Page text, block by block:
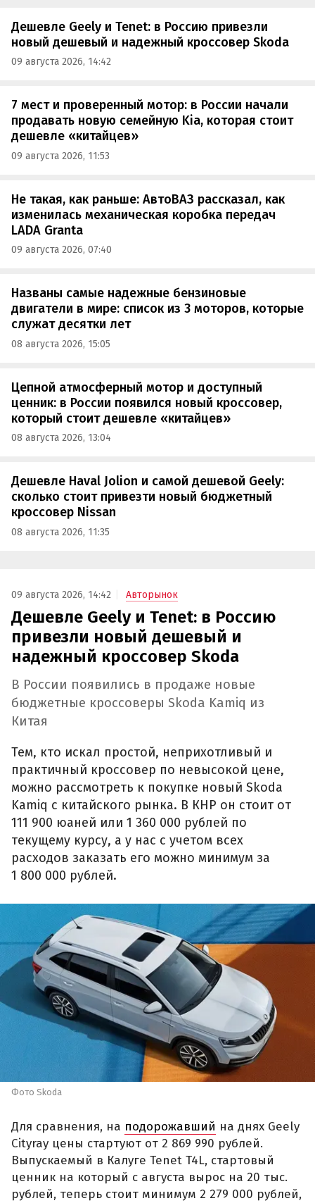
Дешевле Geely и Tenet: в Россию привезли
новый дешевый и надежный кроссовер Skoda
09 августа 2026, 14:42
7 мест и проверенный мотор: в России начали
продавать новую семейную Kia, которая стоит
дешевле «китайцев»
09 августа 2026, 11:53
Не такая, как раньше: АвтоВАЗ рассказал, как
изменилась механическая коробка передач
LADA Granta
09 августа 2026, 07:40
Названы самые надежные бензиновые
двигатели в мире: список из 3 моторов, которые
служат десятки лет
08 августа 2026, 15:05
Цепной атмосферный мотор и доступный
ценник: в России появился новый кроссовер,
который стоит дешевле «китайцев»
08 августа 2026, 13:04
Дешевле Haval Jolion и самой дешевой Geely:
сколько стоит привезти новый бюджетный
кроссовер Nissan
08 августа 2026, 11:35
09 августа 2026, 14:42 Авторынок
Дешевле Geely и Tenet: в Россию
привезли новый дешевый и
надежный кроссовер Skoda
В России появились в продаже новые
бюджетные кроссоверы Skoda Kamiq из
Китая
Тем, кто искал простой, неприхотливый и
практичный кроссовер по невысокой цене,
можно рассмотреть к покупке новый Skoda
Kamiq с китайского рынка. В КНР он стоит от
111 900 юаней или 1 360 000 рублей по
текущему курсу, а у нас с учетом всех
расходов заказать его можно минимум за
1 800 000 рублей.
Фото Skoda
Для сравнения, на подорожавший на днях Geely
Cityray цены стартуют от 2 869 990 рублей.
Выпускаемый в Калуге Tenet T4L, стартовый
ценник на который с августа вырос на 20 тыс.
рублей, теперь стоит минимум 2 279 000 рублей,